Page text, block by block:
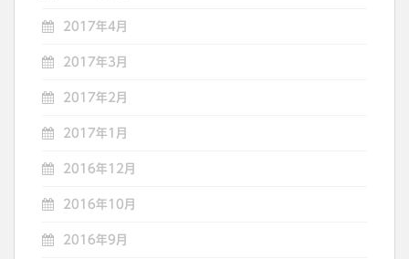
2017年4月
2017年3月
2017年2月
2017年1月
2016年12月
2016年10月
2016年9月